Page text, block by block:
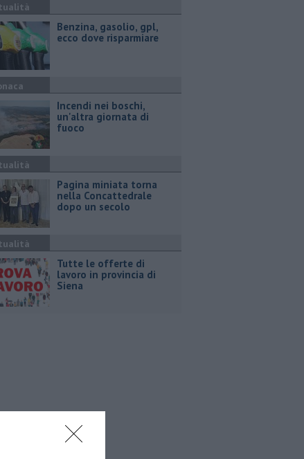
​Benzina, gasolio, gpl,
ecco dove risparmiare
Incendi nei boschi,
un'altra giornata di
fuoco
Pagina miniata torna
nella Concattedrale
dopo un secolo
​Tutte le offerte di
lavoro in provincia di
Siena